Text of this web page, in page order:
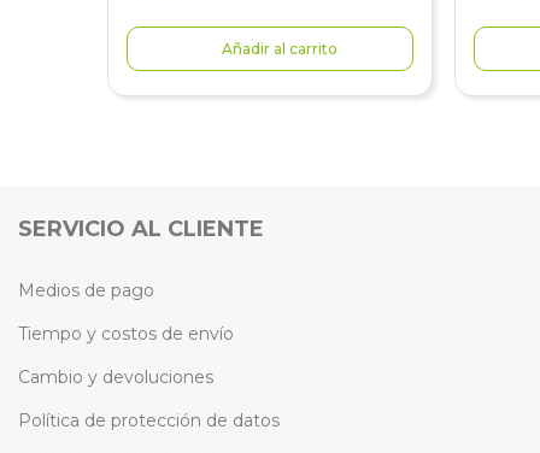
Añadir al carrito
SERVICIO AL CLIENTE
Medios de pago
Tiempo y costos de envío
Cambio y devoluciones
Política de protección de datos